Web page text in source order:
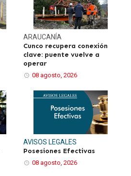
ARAUCANÍA
Cunco recupera conexión
clave: puente vuelve a
operar
08 agosto, 2026
AVISOS LEGALES
Posesiones Efectivas
08 agosto, 2026